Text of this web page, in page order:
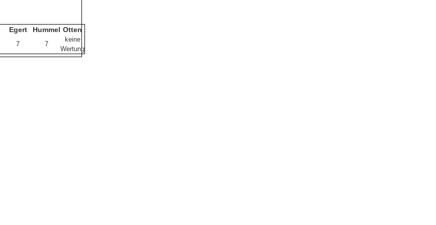
Egert Hummel Otten
7 7
keine
Wertung